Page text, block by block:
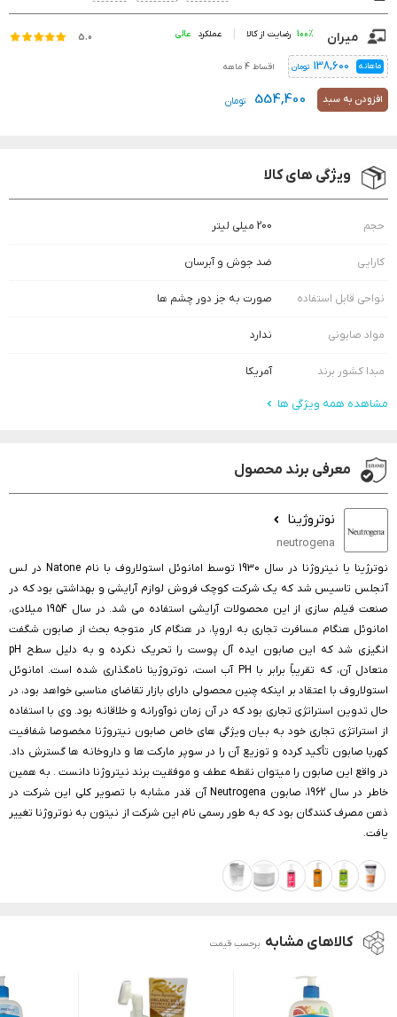
میران 5.0 100% رضایت از کالا عملکرد
افزودن به سبد تومان 554,400
ماهانه 138,600 تومان اقساط 4 ماهه
ویژگی های کالا
حجم 200 میلی لیتر
کارایی ضد جوش و آبرسان
نواحی قابل استفاده صورت به جز دور چشم ها
مواد صابونی ندارد
مبدا کشور برند آمریکا
مشاهده همه ویژگی ها
معرفی برند محصول
نوتروژینا
neutrogena
نوترژینا یا نیتروژنا در سال 1930 توسط امانوئل استولاروف با نام Natone در لس
آنجلس تاسیس شد که یک شرکت کوچک فروش لوازم آرایشی و بهداشتی بود که در
صنعت فیلم سازی از این محصولات آرایشی استفاده می شد. در سال 1954 میلادی،
امانوئل هنگام مسافرت تجاری به اروپا، در هنگام کار متوجه بحث از صابون شگفت
انگیزی شد که این صابون ایده آل پوست را تحریک نکرده و به دلیل سطح pH
متعادل آن، که تقریباً برابر با PH آب است، نوتروژینا نامگذاری شده است. امانوئل
استولاروف با اعتقاد بر اینکه چنین محصولی دارای بازار تقاضای مناسبی خواهد بود، در
حال تدوین استراتژی تجاری بود که در آن زمان نوآورانه و خلاقانه بود. وی با استفاده
از استراتژی تجاری خود به بیان ویژگی های خاص صابون نیتروژنا مخصوصا شفافیت
کهربا صابون تأکید کرده و توزیع آن را در سوپر مارکت ها و داروخانه ها گسترش داد.
در واقع این صابون را میتوان نقطه عطف و موفقیت برند نیتروژنا دانست . به همین
خاطر در سال 1962، صابون Neutrogena آن قدر مشابه با تصویر کلی این شرکت در
ذهن‌ مصرف کنندگان بود که به طور رسمی نام این شرکت از نیتون به نوتروژنا تغییر
یافت.
کالاهای مشابه برحسب قیمت